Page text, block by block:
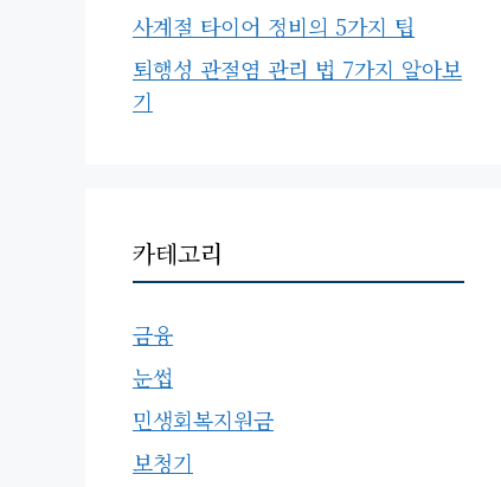
사계절 타이어 정비의 5가지 팁
퇴행성 관절염 관리 법 7가지 알아보
기
카테고리
금융
눈썹
민생회복지원금
보청기